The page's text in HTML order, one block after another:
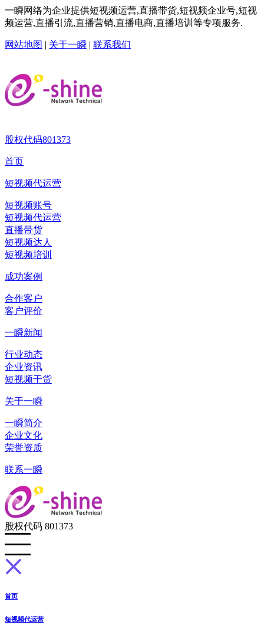
一瞬网络为企业提供短视频运营,直播带货,短视频企业号,短视
频运营,直播引流,直播营销,直播电商,直播培训等专项服务.
网站地图 | 关于一瞬 | 联系我们
股权代码801373
首页
短视频代运营
短视频账号
短视频代运营
直播带货
短视频达人
短视频培训
成功案例
合作客户
客户评价
一瞬新闻
行业动态
企业资讯
短视频干货
关于一瞬
一瞬简介
企业文化
荣誉资质
联系一瞬
股权代码 801373
首页
短视频代运营